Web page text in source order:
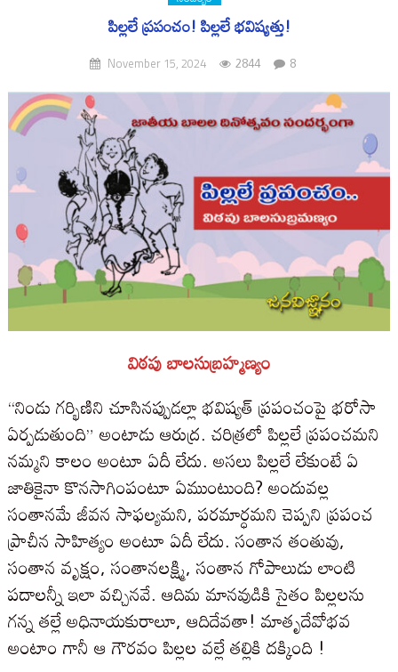
పిల్లలే ప్రపంచం! పిల్లలే భవిష్యత్తు!
November 15, 2024 2844 8
విఠపు బాలసుబ్రహ్మణ్యం
“నిండు గర్భిణిని చూసినప్పుడల్లా భవిష్యత్ ప్రపంచంపై భరోసా
ఏర్పడుతుంది” అంటాడు ఆరుద్ర. చరిత్రలో పిల్లలే ప్రపంచమని
నమ్మని కాలం అంటూ ఏదీ లేదు. అసలు పిల్లలే లేకుంటే ఏ
జాతికైనా కొనసాగింపంటూ ఏముంటుంది? అందువల్ల
సంతానమే జీవన సాఫల్యమని, పరమార్ధమని చెప్పని ప్రపంచ
ప్రాచీన సాహిత్యం అంటూ ఏదీ లేదు. సంతాన తంతువు,
సంతాన వృక్షం, సంతానలక్ష్మి, సంతాన గోపాలుడు లాంటి
పదాలన్నీ ఇలా వచ్చినవే. ఆదిమ మానవుడికి సైతం పిల్లలను
గన్న తల్లే అధినాయకురాలూ, ఆదిదేవతా! మాతృదేవోభవ
అంటాం గానీ ఆ గౌరవం పిల్లల వల్లే తల్లికి దక్కింది !